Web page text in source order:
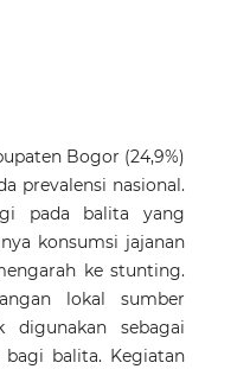
Bogor (24,9%)
prevalensi nasional.
pada balita yang
konsumsi jajanan
ke stunting.
lokal sumber
sebagai
balita. Kegiatan